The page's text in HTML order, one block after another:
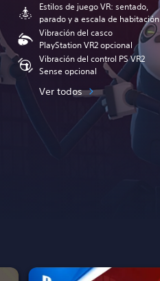
Estilos de juego VR: sentado,
parado y a escala de habitación
Vibración del casco
PlayStation VR2 opcional
Vibración del control PS VR2
Sense opcional
Ver todos